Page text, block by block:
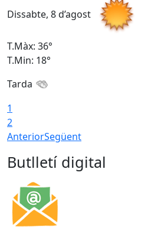
Dissabte, 8 d’agost
T.Màx: 36°
T.Min: 18°
Tarda
1
2
AnteriorSegüent
Butlletí digital